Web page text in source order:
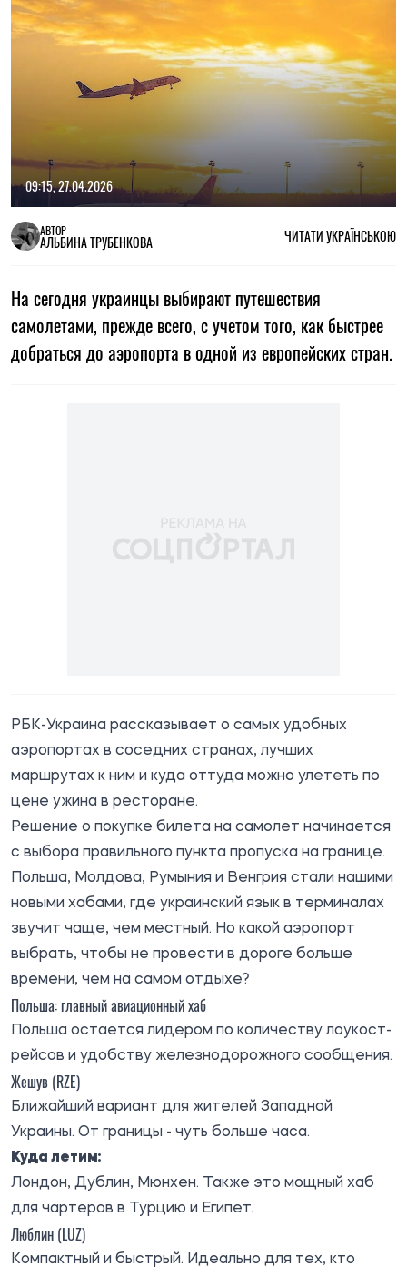
09:15, 27.04.2026
АВТОР
АЛЬБИНА ТРУБЕНКОВА ЧИТАТИ УКРАЇНСЬКОЮ
На сегодня украинцы выбирают путешествия
самолетами, прежде всего, с учетом того, как быстрее
добраться до аэропорта в одной из европейских стран.
РБК-Украина рассказывает о самых удобных
аэропортах в соседних странах, лучших
маршрутах к ним и куда оттуда можно улететь по
цене ужина в ресторане.
Решение о покупке билета на самолет начинается
с выбора правильного пункта пропуска на границе.
Польша, Молдова, Румыния и Венгрия стали нашими
новыми хабами, где украинский язык в терминалах
звучит чаще, чем местный. Но какой аэропорт
выбрать, чтобы не провести в дороге больше
времени, чем на самом отдыхе?
Польша: главный авиационный хаб
Польша остается лидером по количеству лоукост-
рейсов и удобству железнодорожного сообщения.
Жешув (RZE)
Ближайший вариант для жителей Западной
Украины. От границы - чуть больше часа.
Куда летим:
Лондон, Дублин, Мюнхен. Также это мощный хаб
для чартеров в Турцию и Египет.
Люблин (LUZ)
Компактный и быстрый. Идеально для тех, кто